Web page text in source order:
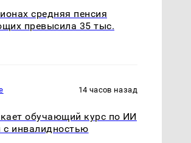
средняя пенсия
превысила 35 тыс.
14 часов назад
обучающий курс по ИИ
инвалидностью